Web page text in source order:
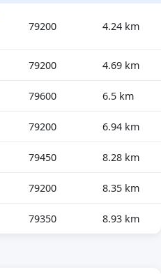
79200 4.24 km
79200 4.69 km
79600 6.5 km
79200 6.94 km
79450 8.28 km
79200 8.35 km
79350 8.93 km